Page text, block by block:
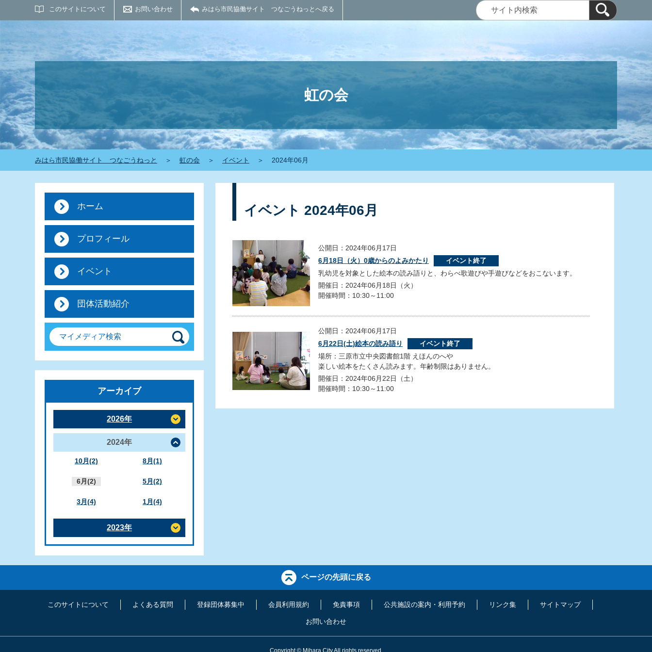
このサイトについて お問い合わせ みはら市民協働サイト つなごうねっとへ戻る
サイト内検索
虹の会
みはら市民協働サイト つなごうねっと ＞ 虹の会 ＞ イベント ＞ 2024年06月
イベント 2024年06月
公開日：2024年06月17日
6月18日（火）0歳からのよみかたり
イベント終了
乳幼児を対象とした絵本の読み語りと、わらべ歌遊びや手遊びなどをおこないます。
開催日：2024年06月18日（火）
開催時間：10:30～11:00
公開日：2024年06月17日
6月22日(土)絵本の読み語り
イベント終了
場所：三原市立中央図書館1階 えほんのへや
楽しい絵本をたくさん読みます。年齢制限はありません。
開催日：2024年06月22日（土）
開催時間：10:30～11:00
ホーム
プロフィール
イベント
団体活動紹介
マイメディア検索
アーカイブ
2026年
2024年
10月(2) 8月(1)
6月(2) 5月(2)
3月(4) 1月(4)
2023年
ページの先頭に戻る
このサイトについて よくある質問 登録団体募集中 会員利用規約 免責事項 公共施設の案内・利用予約 リンク集 サイトマップ
お問い合わせ
Copyright© Mihara City All rights reserved.